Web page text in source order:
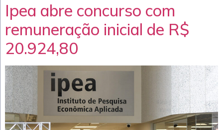
Ipea abre concurso com
remuneração inicial de R$
20.924,80